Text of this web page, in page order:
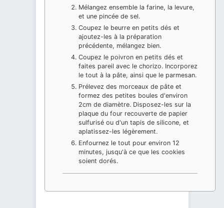
Mélangez ensemble la farine, la levure,
et une pincée de sel.
Coupez le beurre en petits dés et
ajoutez-les à la préparation
précédente, mélangez bien.
Coupez le poivron en petits dés et
faites pareil avec le chorizo. Incorporez
le tout à la pâte, ainsi que le parmesan.
Prélevez des morceaux de pâte et
formez des petites boules d'environ
2cm de diamètre. Disposez-les sur la
plaque du four recouverte de papier
sulfurisé ou d'un tapis de silicone, et
aplatissez-les légèrement.
Enfournez le tout pour environ 12
minutes, jusqu'à ce que les cookies
soient dorés.